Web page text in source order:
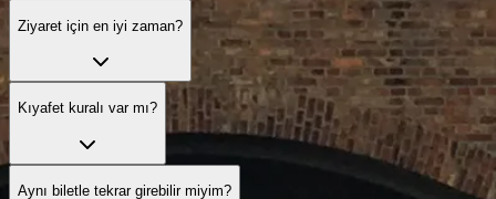
Ziyaret için en iyi zaman?
Kıyafet kuralı var mı?
Aynı biletle tekrar girebilir miyim?